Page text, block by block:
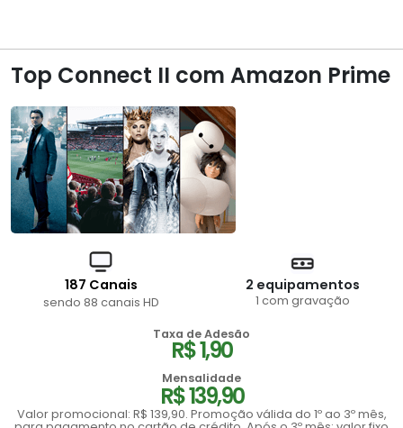
Top Connect II com Amazon Prime
187 Canais
sendo 88 canais HD
2 equipamentos
1 com gravação
Taxa de Adesão
R$ 1,90
Mensalidade
R$ 139,90
Valor promocional: R$ 139,90. Promoção válida do 1º ao 3º mês,